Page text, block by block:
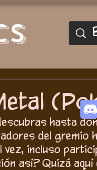
hasta
del gremio
vez, incluso
así? Quizá